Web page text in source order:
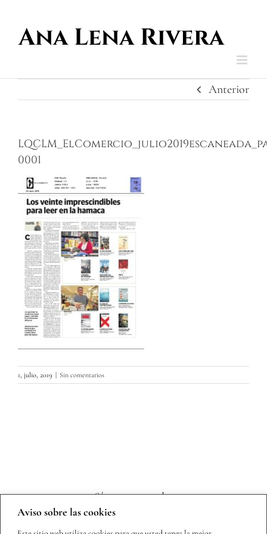
Aviso sobre las cookies
contenido
Anterior
0001
1, julio, 2019 Sin comentarios
Sígueme en redes